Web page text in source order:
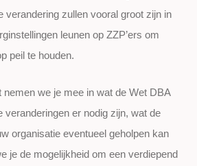
verandering zullen vooral groot zijn in
leunen op ZZP’ers om
peil te houden.
nemen we je mee in wat de Wet DBA
veranderingen er nodig zijn, wat de
organisatie eventueel geholpen kan
je de mogelijkheid om een verdiepend